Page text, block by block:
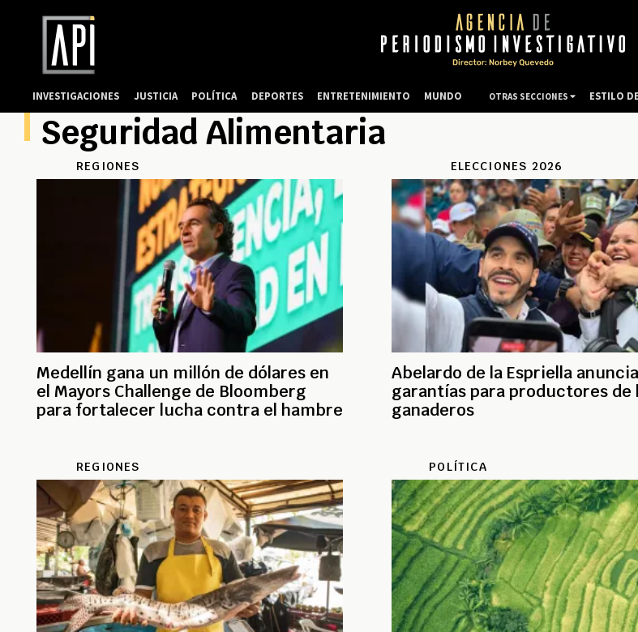
Seguridad Alimentaria
REGIONES
Medellín gana un millón de dólares en
el Mayors Challenge de Bloomberg
para fortalecer lucha contra el hambre
ELECCIONES 2026
Abelardo de la Espriella anuncia
garantías para productores de
ganaderos
REGIONES POLÍTICA
INVESTIGACIONES JUSTICIA POLÍTICA DEPORTES ENTRETENIMIENTO MUNDO OTRAS SECCIONES ESTILO